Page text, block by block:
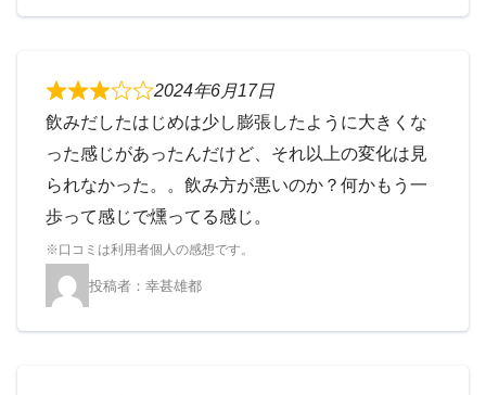
2024年6月17日
飲みだしたはじめは少し膨張したように大きくな
った感じがあったんだけど、それ以上の変化は見
られなかった。。飲み方が悪いのか？何かもう一
歩って感じで燻ってる感じ。
幸甚雄都